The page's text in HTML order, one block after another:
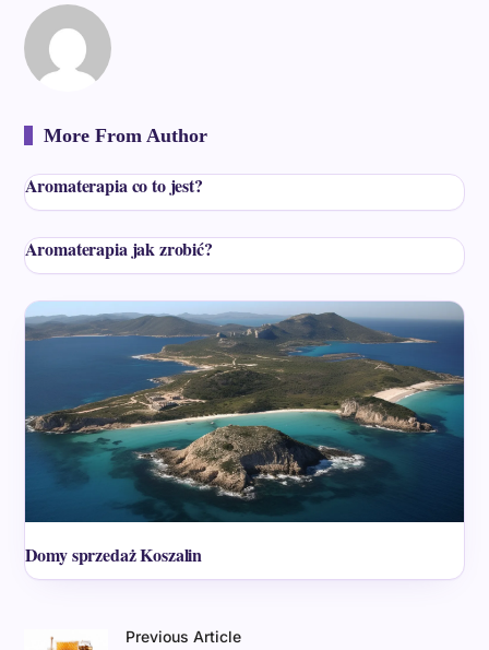
More From Author
Aromaterapia co to jest?
Aromaterapia jak zrobić?
Domy sprzedaż Koszalin
Previous Article